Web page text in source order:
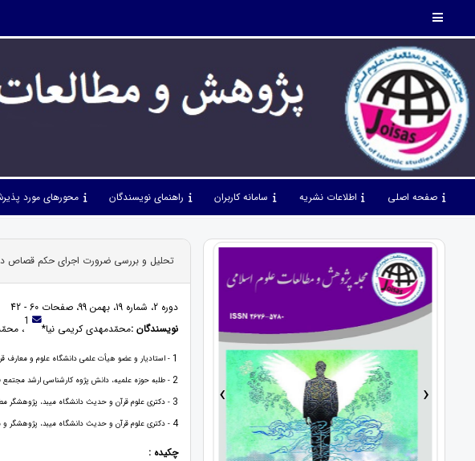
صفحه اصلی اطلاعات نشریه سامانه کاربران راهنمای نویسندگان محورهای مورد
› ‹
تحلیل و بررسی ضرورت اجرای حکم قصاص
دوره 2، شماره 19، بهمن 99، صفحات 60 - 42
نویسندگان :محمّدمهدی کریمی نیا* 1،
1 - استادیار و عضو هیأت علمی دانشگاه علوم و معارف
2 - طلبه حوزه علمیه، دانش پژوه کارشناسی ارشد
3 - دکتری علوم قرآن و حدیث دانشگاه میبد، پژوهشگر
4 - دکتری علوم قرآن و حدیث دانشگاه میبد، پژوهشگر
چکیده :